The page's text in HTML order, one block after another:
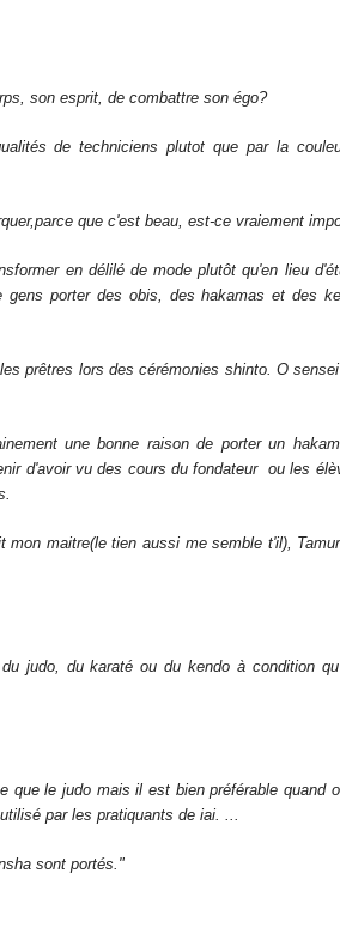
son esprit, de combattre son égo?
de techniciens plutot que par la
que c'est beau, est-ce vraiement
en délilé de mode plutôt qu'en lieu
porter des obis, des hakamas et des
prêtres lors des cérémonies shinto. O
une bonne raison de porter un
d'avoir vu des cours du fondateur ou les
maitre(le tien aussi me semble t'il),
judo, du karaté ou du kendo à condition
que le judo mais il est bien préférable quand
par les pratiquants de iai. ...
sont portés."